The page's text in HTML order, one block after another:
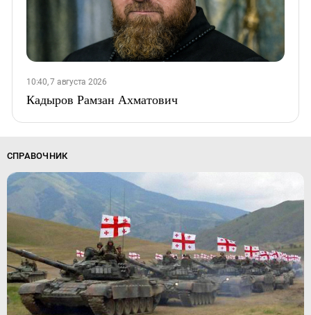
10:40, 7 августа 2026
Кадыров Рамзан Ахматович
СПРАВОЧНИК